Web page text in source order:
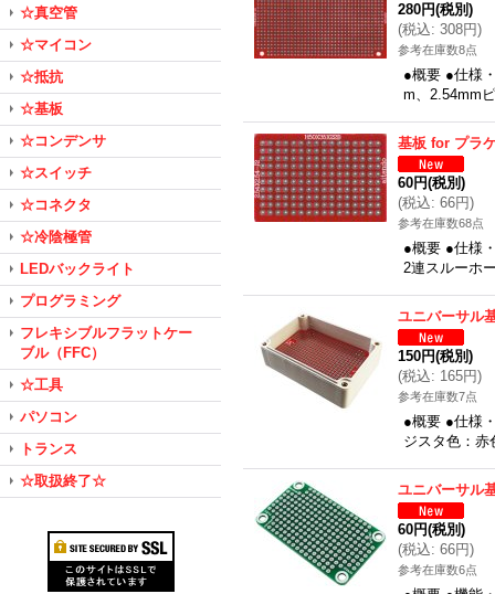
☆真空管
☆マイコン
☆抵抗
☆基板
☆コンデンサ
☆スイッチ
☆コネクタ
☆冷陰極管
LEDバックライト
プログラミング
フレキシブルフラットケー
ブル（FFC）
☆工具
パソコン
トランス
☆取扱終了☆
280円(税別)
(税込: 308円)
参考在庫数8点
●概要 ●仕様
m、2.54mm
基板 for プラ
60円(税別)
(税込: 66円)
参考在庫数68点
●概要 ●仕様
2連スルーホ
ユニバーサル
150円(税別)
(税込: 165円)
参考在庫数7点
●概要 ●仕様
ジスタ色：
ユニバーサル
60円(税別)
(税込: 66円)
参考在庫数6点